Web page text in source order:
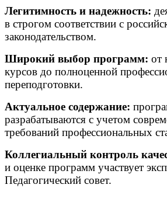
Легитимность и надежность:
в строгом соответствии с
законодательством.
Широкий выбор программ: от
курсов до полноценной
переподготовки.
Актуальное содержание:
разрабатываются с учетом
требований профессиональных
Коллегиальный контроль
и оценке программ участвует
Педагогический совет.